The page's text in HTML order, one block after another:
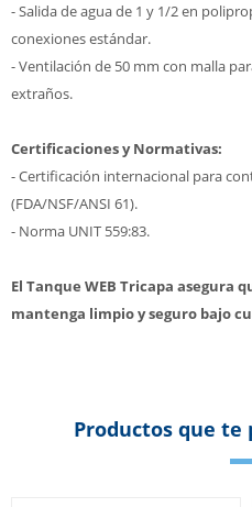
- Salida de agua de 1 y 1/2 en
conexiones estándar.
- Ventilación de 50 mm con malla
extraños.
Certificaciones y Normativas:
- Certificación internacional para
(FDA/NSF/ANSI 61).
- Norma UNIT
El Tanque WEB Tricapa asegura
mantenga limpio y seguro bajo
Productos que